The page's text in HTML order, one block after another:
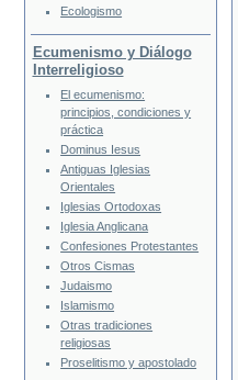
Ecologismo
Ecumenismo y Diálogo
Interreligioso
El ecumenismo:
principios, condiciones y
práctica
Dominus Iesus
Antiguas Iglesias
Orientales
Iglesias Ortodoxas
Iglesia Anglicana
Confesiones Protestantes
Otros Cismas
Judaismo
Islamismo
Otras tradiciones
religiosas
Proselitismo y apostolado